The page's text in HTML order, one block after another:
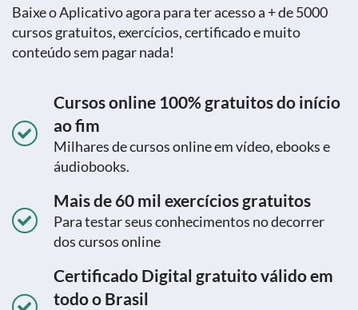
Baixe o Aplicativo agora para ter acesso a + de 5000
cursos gratuitos, exercícios, certificado e muito
conteúdo sem pagar nada!
Cursos online 100% gratuitos do início
ao fim
Milhares de cursos online em vídeo, ebooks e
áudiobooks.
Mais de 60 mil exercícios gratuitos
Para testar seus conhecimentos no decorrer
dos cursos online
Certificado Digital gratuito válido em
todo o Brasil